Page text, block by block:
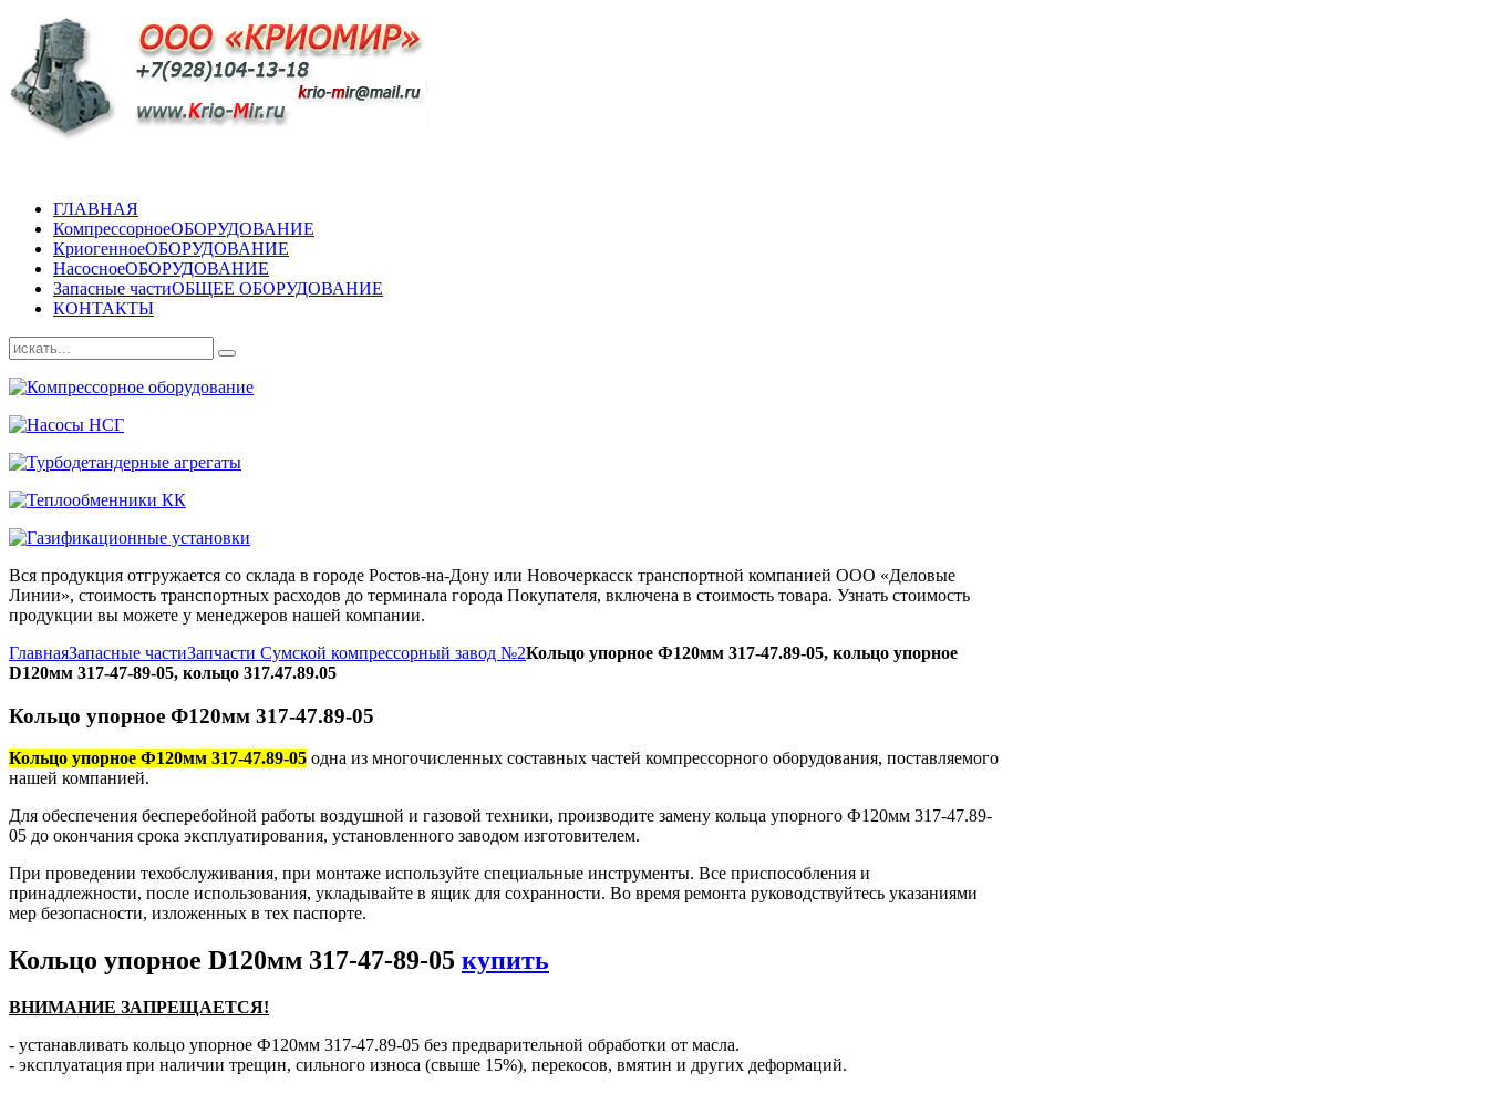
ГЛАВНАЯ
КомпрессорноеОБОРУДОВАНИЕ
КриогенноеОБОРУДОВАНИЕ
НасосноеОБОРУДОВАНИЕ
Запасные частиОБЩЕЕ ОБОРУДОВАНИЕ
КОНТАКТЫ
Вся продукция отгружается со склада в городе Ростов-на-Дону или Новочеркасск транспортной компанией ООО «Деловые
Линии», стоимость транспортных расходов до терминала города Покупателя, включена в стоимость товара. Узнать стоимость
продукции вы можете у менеджеров нашей компании.
ГлавнаяЗапасные частиЗапчасти Сумской компрессорный завод №2Кольцо упорное Ф120мм 317-47.89-05, кольцо упорное
D120мм 317-47-89-05, кольцо 317.47.89.05
Кольцо упорное Ф120мм 317-47.89-05
Кольцо упорное Ф120мм 317-47.89-05 одна из многочисленных составных частей компрессорного оборудования, поставляемого
нашей компанией.
Для обеспечения бесперебойной работы воздушной и газовой техники, производите замену кольца упорного Ф120мм 317-47.89-
05 до окончания срока эксплуатирования, установленного заводом изготовителем.
При проведении техобслуживания, при монтаже используйте специальные инструменты. Все приспособления и
принадлежности, после использования, укладывайте в ящик для сохранности. Во время ремонта руководствуйтесь указаниями
мер безопасности, изложенных в тех паспорте.
Кольцо упорное D120мм 317-47-89-05 купить
ВНИМАНИЕ ЗАПРЕЩАЕТСЯ!
- устанавливать кольцо упорное Ф120мм 317-47.89-05 без предварительной обработки от масла.
- эксплуатация при наличии трещин, сильного износа (свыше 15%), перекосов, вмятин и других деформаций.